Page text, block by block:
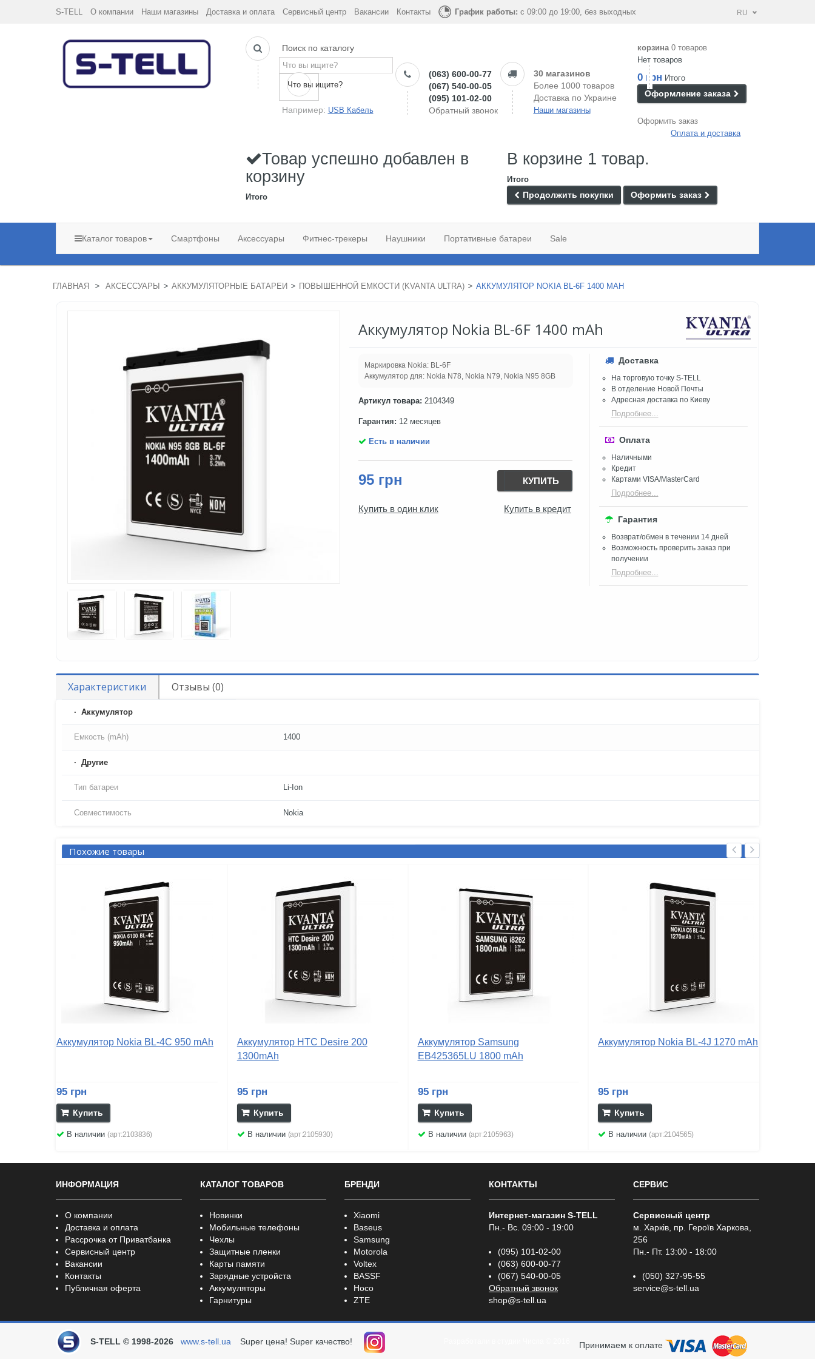
S-TELL О компании Наши магазины Доставка и оплата Сервисный центр Вакансии Контакты График работы: с 09:00 до 19:00, без выходных RU
Поиск по каталогу
Что вы ищите?
Например: USB Кабель
(063) 600-00-77
(067) 540-00-05
(095) 101-02-00
Обратный звонок
30 магазинов
Более 1000 товаров
Доставка по Украине
Наши магазины
корзина 0 товаров
Нет товаров
0 грн Итого
Оформление заказа
Оформить заказ
Оплата и доставка
Товар успешно добавлен в
корзину
Итого
В корзине 1 товар.
Итого
Продолжить покупки Оформить заказ
Каталог товаров Смартфоны Аксессуары Фитнес-трекеры Наушники Портативные батареи Sale
ГЛАВНАЯ > АКСЕССУАРЫ > АККУМУЛЯТОРНЫЕ БАТАРЕИ > ПОВЫШЕННОЙ ЕМКОСТИ (KVANTA ULTRA) > АККУМУЛЯТОР NOKIA BL-6F 1400 MAH
Аккумулятор Nokia BL-6F 1400 mAh
Маркировка Nokia: BL-6F
Аккумулятор для: Nokia N78, Nokia N79, Nokia N95 8GB
Артикул товара: 2104349
Гарантия: 12 месяцев
Есть в наличии
95 грн КУПИТЬ
Купить в один клик Купить в кредит
Доставка
На торговую точку S-TELL
В отделение Новой Почты
Адресная доставка по Киеву
Подробнее...
Оплата
Наличными
Кредит
Картами VISA/MasterCard
Подробнее...
Гарантия
Возврат/обмен в течении 14 дней
Возможность проверить заказ при
получении​
Подробнее...
Характеристики Отзывы (0)
Аккумулятор
Емкость (mAh) 1400
Другие
Тип батареи Li-Ion
Совместимость Nokia
Похожие товары
Аккумулятор Nokia BL-4C 950 mAh
95 грн
Купить
В наличии (арт:2103836)
Аккумулятор HTC Desire 200
1300mAh
95 грн
Купить
В наличии (арт:2105930)
Аккумулятор Samsung
EB425365LU 1800 mAh
95 грн
Купить
В наличии (арт:2105963)
Аккумулятор Nokia BL-4J 1270 mAh
95 грн
Купить
В наличии(арт:2104565)
ИНФОРМАЦИЯ
О компании
Доставка и оплата
Рассрочка от Приватбанка
Сервисный центр
Вакансии
Контакты
Публичная оферта
КАТАЛОГ ТОВАРОВ
Новинки
Мобильные телефоны
Чехлы
Защитные пленки
Карты памяти
Зарядные устройста
Аккумуляторы
Гарнитуры
БРЕНДИ
Xiaomi
Baseus
Samsung
Motorola
Voltex
BASSF
Hoco
ZTE
КОНТАКТЫ
Интернет-магазин S-TELL
Пн.- Вс. 09:00 - 19:00
(095) 101-02-00
(063) 600-00-77
(067) 540-00-05
Обратный звонок
shop@s-tell.ua
СЕРВИС
Сервисный центр
м. Харків, пр. Героїв Харкова,
256
Пн.- Пт. 13:00 - 18:00
(050) 327-95-55
service@s-tell.ua
S-TELL © 1998-2026 www.s-tell.ua Super цена! Super качество! Принимаем к оплате